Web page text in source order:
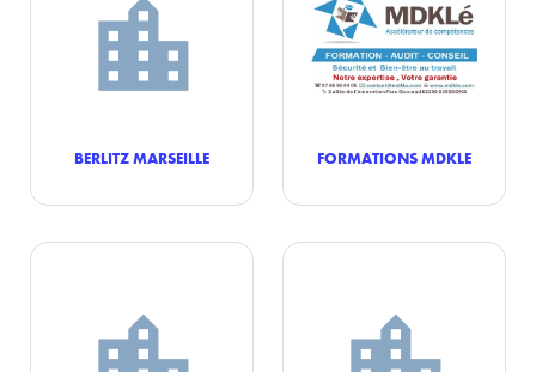
BERLITZ MARSEILLE FORMATIONS MDKLE